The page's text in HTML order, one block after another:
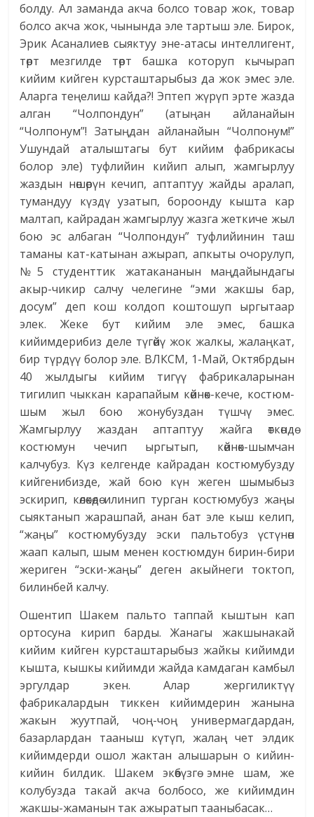
болду. Ал заманда акча болсо товар жок, товар
болсо акча жок, чынында эле тартыш эле. Бирок,
Эрик Асаналиев сыяктуу эне-атасы интеллигент,
төрт мезгилде төрт башка которуп кычырап
кийим кийген курсташтарыбыз да жок эмес эле.
Аларга теңелиш кайда?! Эптеп жүрүп эрте жазда
алган “Чолпондун” (атыңан айланайын
“Чолпонум”! Затыңдан айланайын “Чолпонум!”
Ушундай аталыштагы бут кийим фабрикасы
болор эле) туфлийин кийип алып, жамгырлуу
жаздын нөшөрүн кечип, аптаптуу жайды аралап,
тумандуу күздү узатып, бороонду кышта кар
малтап, кайрадан жамгырлуу жазга жеткиче жыл
бою эс албаган “Чолпондун” туфлийинин таш
таманы кат-катынан ажырап, апкыты очорулуп,
№5 студенттик жатакананын маңдайындагы
акыр-чикир салчу челегине “эми жакшы бар,
досум” деп кош колдоп коштошуп ыргытаар
элек. Жеке бут кийим эле эмес, башка
кийимдерибиз деле түгөйү жок жалкы, жалаңкат,
бир түрдүү болор эле. ВЛКСМ, 1-Май, Октябрдын
40 жылдыгы кийим тигүү фабрикаларынан
тигилип чыккан карапайым көйнөк-кече, костюм-
шым жыл бою жонубуздан түшчү эмес.
Жамгырлуу жаздан аптаптуу жайга өткөндө
костюмун чечип ыргытып, көйнөк-шымчан
калчубуз. Күз келгенде кайрадан костюмубузду
кийгенибизде, жай бою күн жеген шымыбыз
эскирип, көлөкөдө илинип турган костюмубуз жаңы
сыяктанып жарашпай, анан бат эле кыш келип,
“жаңы” костюмубузду эски пальтобуз үстүнөн
жаап калып, шым менен костюмдун бирин-бири
жериген “эски-жаңы” деген акыйнеги токтоп,
билинбей калчу.
Ошентип Шакем пальто таппай кыштын кап
ортосуна кирип барды. Жанагы жакшынакай
кийим кийген курсташтарыбыз жайкы кийимди
кышта, кышкы кийимди жайда камдаган камбыл
эргулдар экен. Алар жергиликтүү
фабрикалардын тиккен кийимдерин жанына
жакын жуутпай, чоң-чоң универмагдардан,
базарлардан тааныш күтүп, жалаң чет элдик
кийимдерди ошол жактан алышарын о кийин-
кийин билдик. Шакем экөөбүзгө эмне шам, же
колубузда такай акча болбосо, же кийимдин
жакшы-жаманын так ажыратып тааныбасак…